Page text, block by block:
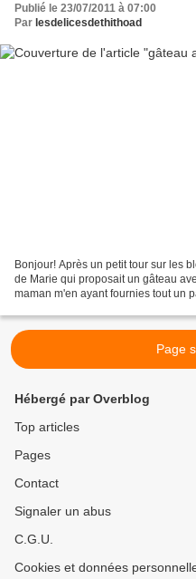
Publié le 23/07/2011 à 07:00
Par lesdelicesdethithoad
Bonjour! Après un petit tour sur les
de Marie qui proposait un gâteau
maman m'en ayant fournies tout un
Page
Hébergé par Overblog
Top articles
Pages
Contact
Signaler un abus
C.G.U.
Cookies et données